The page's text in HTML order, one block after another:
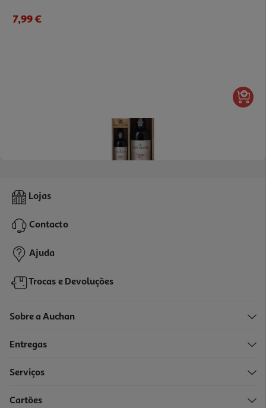
7,99 €
Vinho Do Porto Vista Alegre Vintage 2023 0.75l
44,99 €
Lojas
Contacto
Ajuda
Trocas e Devoluções
Sobre a Auchan
Entregas
Serviços
Cartões